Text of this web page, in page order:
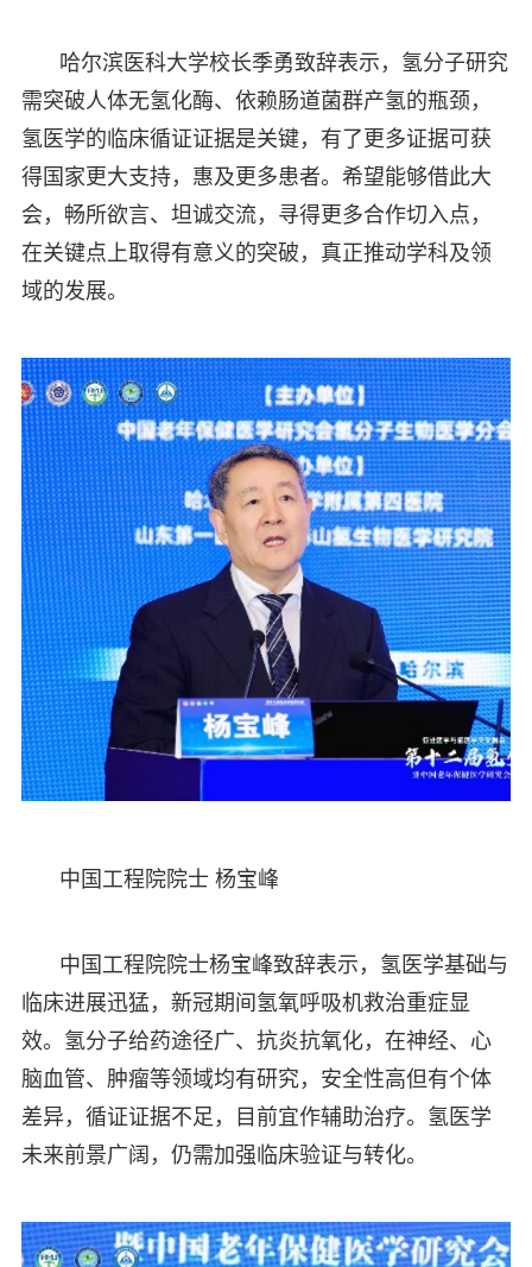
哈尔滨医科大学校长季勇致辞表示，氢分子研究
需突破人体无氢化酶、依赖肠道菌群产氢的瓶颈，
氢医学的临床循证证据是关键，有了更多证据可获
得国家更大支持，惠及更多患者。希望能够借此大
会，畅所欲言、坦诚交流，寻得更多合作切入点，
在关键点上取得有意义的突破，真正推动学科及领
域的发展。
中国工程院院士 杨宝峰
中国工程院院士杨宝峰致辞表示，氢医学基础与
临床进展迅猛，新冠期间氢氧呼吸机救治重症显
效。氢分子给药途径广、抗炎抗氧化，在神经、心
脑血管、肿瘤等领域均有研究，安全性高但有个体
差异，循证证据不足，目前宜作辅助治疗。氢医学
未来前景广阔，仍需加强临床验证与转化。